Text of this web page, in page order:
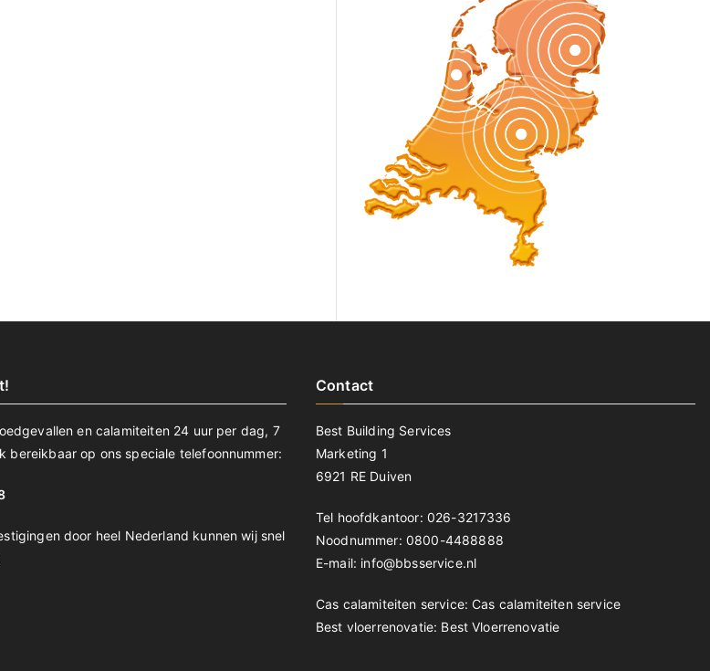
en calamiteiten 24 uur per dag, 7
bereikbaar op ons speciale telefoonnummer:
door heel Nederland kunnen wij snel
Contact
Best Building Services
Marketing 1
6921 RE Duiven
Tel hoofdkantoor: 026-3217336
Noodnummer: 0800-4488888
E-mail: info@bbsservice.nl
Cas calamiteiten service: Cas calamiteiten service
Best vloerrenovatie: Best Vloerrenovatie